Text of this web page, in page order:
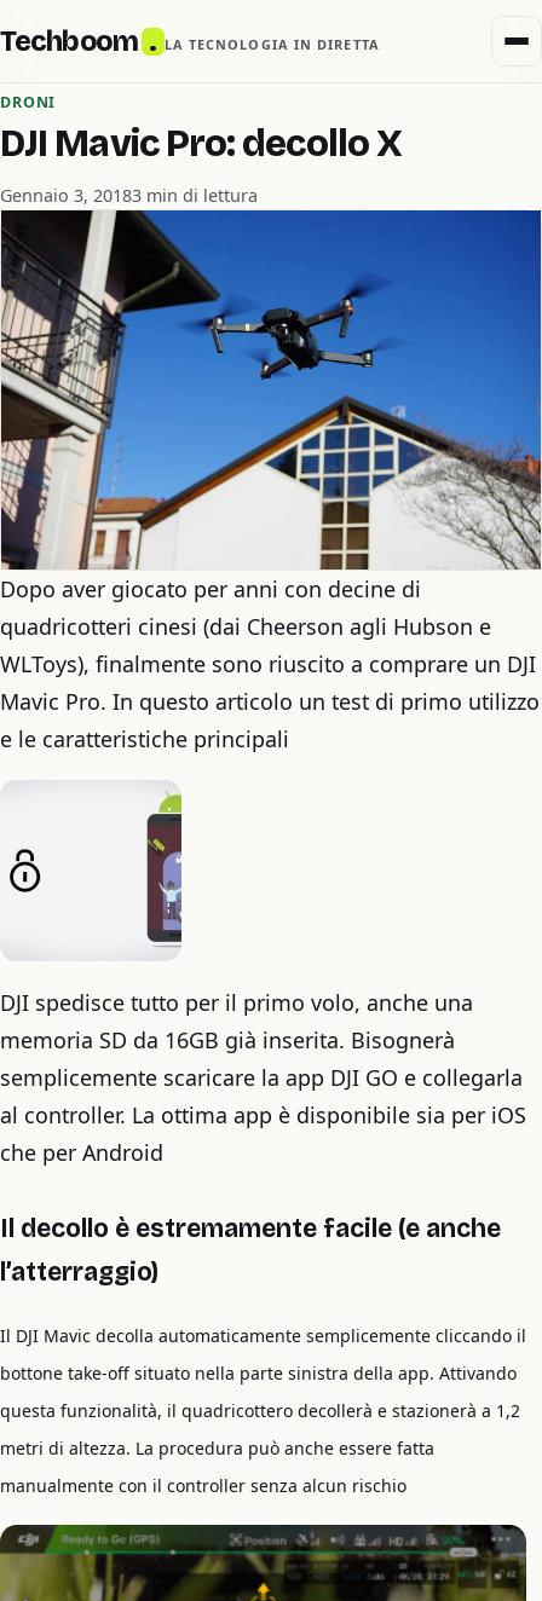
Techboom . LA TECNOLOGIA IN DIRETTA
DRONI
DJI Mavic Pro: decollo X
Gennaio 3, 20183 min di lettura
Dopo aver giocato per anni con decine di
quadricotteri cinesi (dai Cheerson agli Hubson e
WLToys), finalmente sono riuscito a comprare un DJI
Mavic Pro. In questo articolo un test di primo utilizzo
e le caratteristiche principali
DJI spedisce tutto per il primo volo, anche una
memoria SD da 16GB già inserita. Bisognerà
semplicemente scaricare la app DJI GO e collegarla
al controller. La ottima app è disponibile sia per iOS
che per Android
Il decollo è estremamente facile (e anche
l’atterraggio)
Il DJI Mavic decolla automaticamente semplicemente cliccando il
bottone take-off situato nella parte sinistra della app. Attivando
questa funzionalità, il quadricottero decollerà e stazionerà a 1,2
metri di altezza. La procedura può anche essere fatta
manualmente con il controller senza alcun rischio